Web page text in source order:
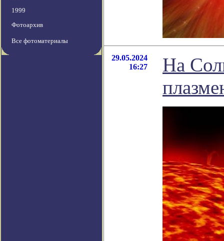
1999
Фотоархив
Все фотоматериалы
29.05.2024
16:27
На